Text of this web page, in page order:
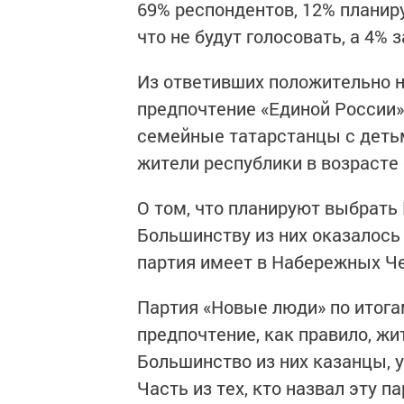
69% респондентов, 12%
что не будут голосовать, а 4%
Из ответивших положительно
предпочтение «Единой
семейные татарстанцы с
жители республики в возрасте
О том, что планируют выбрать
Большинству из них
партия имеет в Набережных
Партия «Новые люди» по
предпочтение, как правило,
Большинство из них казанцы,
Часть из тех, кто назвал эту